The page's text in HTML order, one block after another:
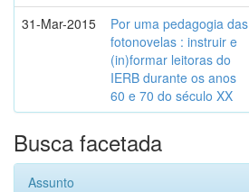
31-Mar-2015
Por uma pedagogia das
fotonovelas : instruir e
(in)formar leitoras do
IERB durante os anos
60 e 70 do século XX
Busca facetada
Assunto